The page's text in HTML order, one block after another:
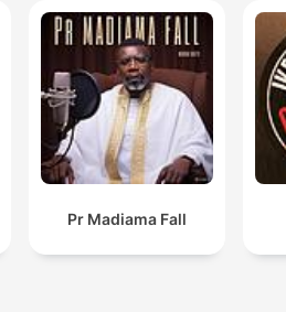
Pr Madiama Fall